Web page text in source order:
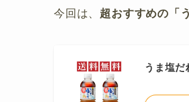
今回は、 超おすすめの「
うま塩だ